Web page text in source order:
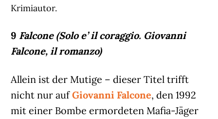
Krimiautor.
9 Falcone (Solo e’ il coraggio. Giovanni
Falcone, il romanzo)
Allein ist der Mutige – dieser Titel trifft
nicht nur aufGiovanni Falcone, den 1992
mit einer Bombe ermordeten Mafia-Jäger